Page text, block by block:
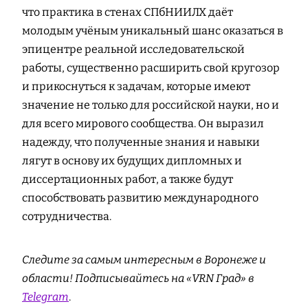
что практика в стенах СПбНИИЛХ даёт
молодым учёным уникальный шанс оказаться в
эпицентре реальной исследовательской
работы, существенно расширить свой кругозор
и прикоснуться к задачам, которые имеют
значение не только для российской науки, но и
для всего мирового сообщества. Он выразил
надежду, что полученные знания и навыки
лягут в основу их будущих дипломных и
диссертационных работ, а также будут
способствовать развитию международного
сотрудничества.
Следите за самым интересным в Воронеже и
области! Подписывайтесь на «VRN Град» в
Telegram.